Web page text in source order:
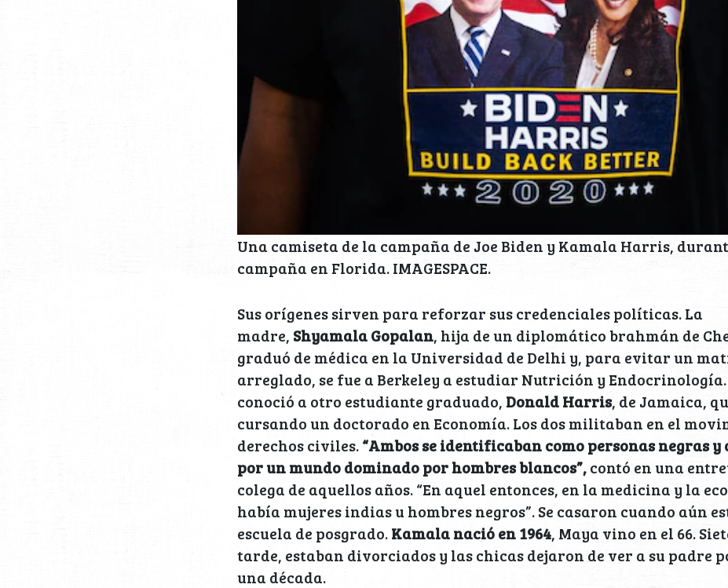
Una camiseta de la campaña de Joe Biden y Kamala Harris,
campaña en Florida. IMAGESPACE.
Sus orígenes sirven para reforzar sus credenciales políticas. La
madre, Shyamala Gopalan, hija de un diplomático brahmán de
graduó de médica en la Universidad de Delhi y, para evitar un
arreglado, se fue a Berkeley a estudiar Nutrición y
conoció a otro estudiante graduado, Donald Harris, de Jamaica,
cursando un doctorado en Economía. Los dos militaban en el
derechos civiles.“Ambos se identificaban como personas negras
por un mundo dominado por hombres blancos”,contó en una
colega de aquellos años. “En aquel entonces, en la medicina y la
había mujeres indias u hombres negros”. Se casaron cuando aún
escuela de posgrado.Kamala nació en 1964, Maya vino en el 66.
tarde, estaban divorciados y las chicas dejaron de ver a su padre
una década.